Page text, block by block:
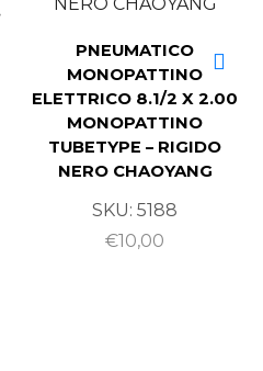
PNEUMATICO
MONOPATTINO
ELETTRICO 8.1/2 X 2.00
MONOPATTINO
TUBETYPE – RIGIDO
NERO CHAOYANG
SKU: 5188
€10,00